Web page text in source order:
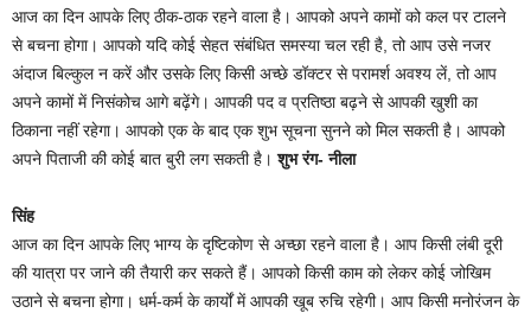
आज का दिन आपके लिए ठीक-ठाक रहने वाला है। आपको अपने कामों को कल पर टालने
से बचना होगा। आपको यदि कोई सेहत संबंधित समस्या चल रही है, तो आप उसे नजर
अंदाज बिल्कुल न करें और उसके लिए किसी अच्छे डॉक्टर से परामर्श अवश्य लें, तो आप
अपने कामों में निसंकोच आगे बढ़ेंगे। आपकी पद व प्रतिष्ठा बढ़ने से आपकी खुशी का
ठिकाना नहीं रहेगा। आपको एक के बाद एक शुभ सूचना सुनने को मिल सकती है। आपको
अपने पिताजी की कोई बात बुरी लग सकती है।शुभ रंग- नीला
सिंह
आज का दिन आपके लिए भाग्य के दृष्टिकोण से अच्छा रहने वाला है। आप किसी लंबी दूरी
की यात्रा पर जाने की तैयारी कर सकते हैं। आपको किसी काम को लेकर कोई जोखिम
उठाने से बचना होगा। धर्म-कर्म के कार्यों में आपकी खूब रुचि रहेगी। आप किसी मनोरंजन के